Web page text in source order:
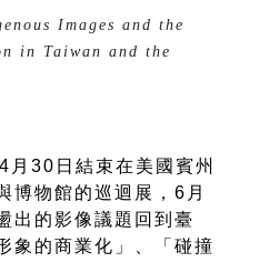
Images and the
in Taiwan and the
30日結束在美國賓州
博物館的巡迴展，6月
出的影像議題回到臺
象的商業化」、「碰撞